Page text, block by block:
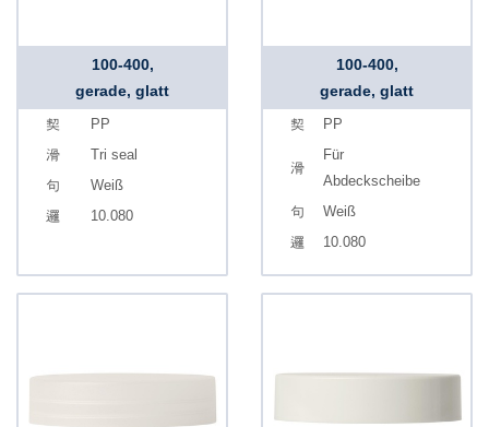
100-400,
gerade, glatt
PP
Tri seal
Weiß
10.080
100-400,
gerade, glatt
PP
Für
Abdeckscheibe
Weiß
10.080